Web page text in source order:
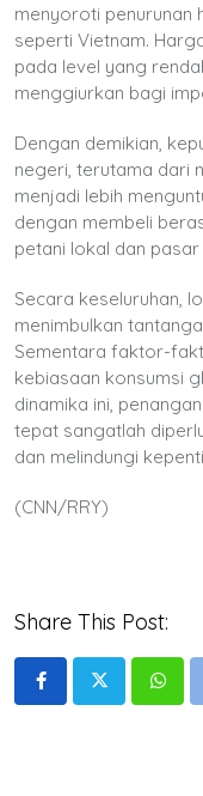
menyoroti penurunan
seperti Vietnam.
pada level yang
menggiurkan bagi
Dengan demikian,
negeri, terutama dari
menjadi lebih
dengan membeli
petani lokal dan
Secara keseluruhan,
menimbulkan
Sementara faktor-
kebiasaan konsumsi
dinamika ini,
tepat sangatlah
dan melindungi
(CNN/RRY)
Share This Post: